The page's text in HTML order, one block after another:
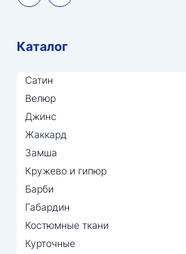
Каталог
Сатин
Велюр
Джинс
Жаккард
Замша
Кружево и гипюр
Барби
Габардин
Костюмные ткани
Курточные